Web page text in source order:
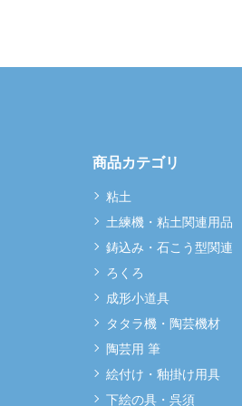
商品カテゴリ
粘土
土練機・粘土関連用品
鋳込み・石こう型関連
ろくろ
成形小道具
タタラ機・陶芸機材
陶芸用 筆
絵付け・釉掛け用具
下絵の具・呉須